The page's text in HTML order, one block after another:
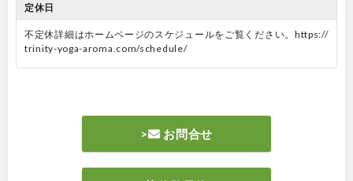
定休日
不定休詳細はホームページのスケジュールをご覧ください。https://
trinity-yoga-aroma.com/schedule/
> お問合せ